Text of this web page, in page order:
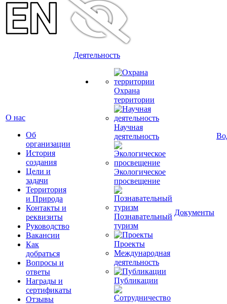
О нас
Об
организации
История
создания
Цели и
задачи
Территория
и Природа
Контакты и
реквизиты
Руководство
Вакансии
Как
добраться
Вопросы и
ответы
Награды и
сертификаты
Отзывы
Деятельность
Охрана
территории
Научная
деятельность
Экологическое
просвещение
Познавательный
туризм
Проекты
Международная
деятельность
Публикации
Документы